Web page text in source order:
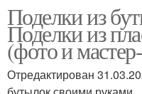
Поделки из
Поделки из
(фото и
Отредактирован